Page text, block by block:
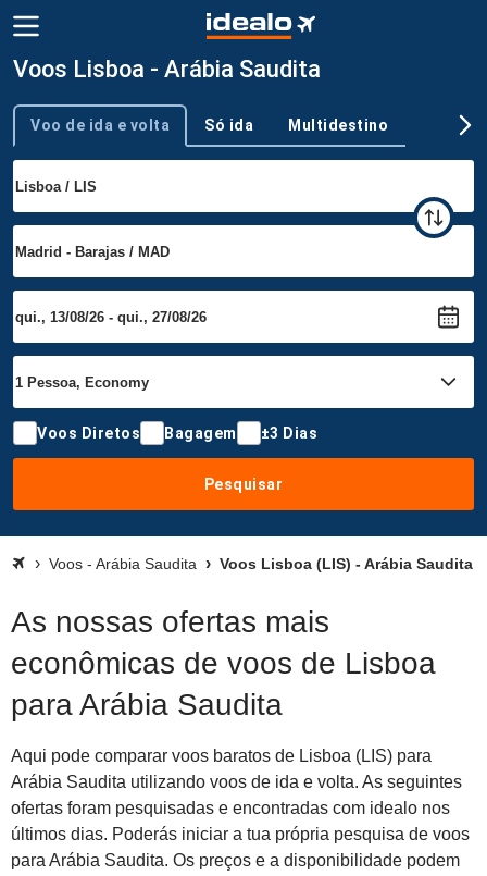
Voos Lisboa - Arábia Saudita
Tipo de viagem
Voo de ida e volta Só ida Multidestino
Voos Diretos Bagagem ±3 Dias
Pesquisar
Voos - Arábia Saudita Voos Lisboa (LIS) - Arábia Saudita
As nossas ofertas mais
econômicas de voos de Lisboa
para Arábia Saudita
Aqui pode comparar voos baratos de Lisboa (LIS) para
Arábia Saudita utilizando voos de ida e volta. As seguintes
ofertas foram pesquisadas e encontradas com idealo nos
últimos dias. Poderás iniciar a tua própria pesquisa de voos
para Arábia Saudita. Os preços e a disponibilidade podem